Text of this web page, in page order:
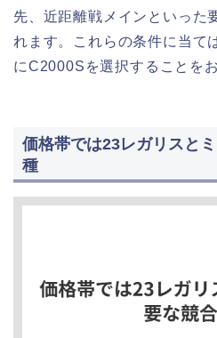
先、近距離戦メインといった
れます。これらの条件に当て
にC2000Sを選択することを
価格帯では23レガリスと
種